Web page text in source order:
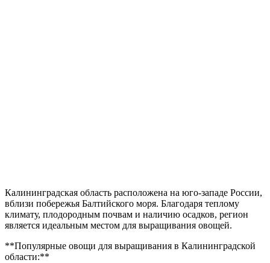
Калининградская область расположена на юго-западе России,
вблизи побережья Балтийского моря. Благодаря теплому
климату, плодородным почвам и наличию осадков, регион
является идеальным местом для выращивания овощей.
**Популярные овощи для выращивания в Калининградской
области:**